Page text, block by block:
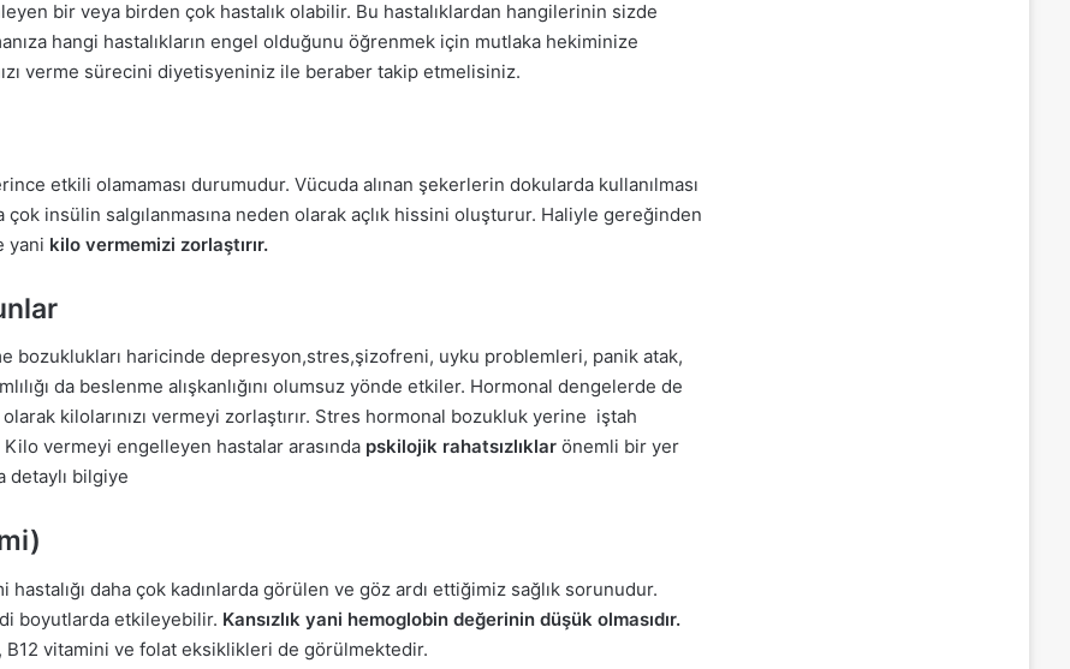
bir veya birden çok hastalık olabilir. Bu hastalıklardan hangilerinin sizde
hangi hastalıkların engel olduğunu öğrenmek için mutlaka hekiminize
verme sürecini diyetisyeniniz ile beraber takip etmelisiniz.
etkili olamaması durumudur. Vücuda alınan şekerlerin dokularda kullanılması
çok insülin salgılanmasına neden olarak açlık hissini oluşturur. Haliyle gereğinden
yani kilo vermemizi zorlaştırır.
bozuklukları haricinde depresyon,stres,şizofreni, uyku problemleri, panik atak,
da beslenme alışkanlığını olumsuz yönde etkiler. Hormonal dengelerde de
kilolarınızı vermeyi zorlaştırır. Stres hormonal bozukluk yerine iştah
vermeyi engelleyen hastalar arasında pskilojik rahatsızlıklarönemli bir yer
detaylı bilgiye
daha çok kadınlarda görülen ve göz ardı ettiğimiz sağlık sorunudur.
boyutlarda etkileyebilir. Kansızlık yani hemoglobin değerinin düşük olmasıdır.
vitamini ve folat eksiklikleri de görülmektedir.